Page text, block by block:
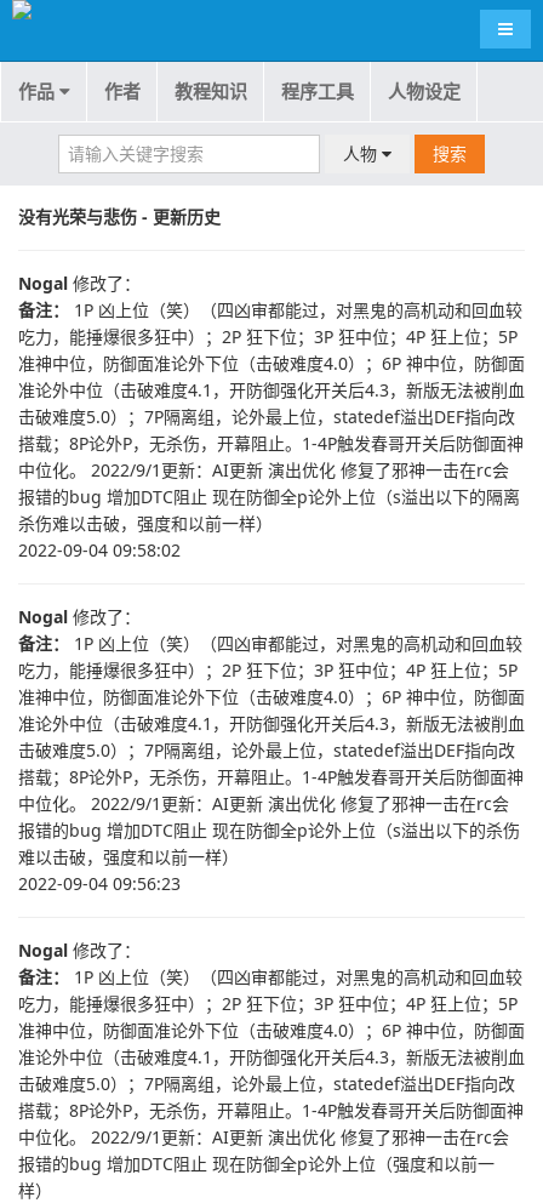
导航
作品 作者 教程知识 程序工具 人物设定
人物 搜索
没有光荣与悲伤 - 更新历史
Nogal 修改了：
备注： 1P 凶上位（笑）（四凶审都能过，对黑鬼的高机动和回血较
吃力，能捶爆很多狂中）；2P 狂下位；3P 狂中位；4P 狂上位；5P
准神中位，防御面准论外下位（击破难度4.0）；6P 神中位，防御面
准论外中位（击破难度4.1，开防御强化开关后4.3，新版无法被削血
击破难度5.0）；7P隔离组，论外最上位，statedef溢出DEF指向改
搭载；8P论外P，无杀伤，开幕阻止。1-4P触发春哥开关后防御面神
中位化。 2022/9/1更新：AI更新 演出优化 修复了邪神一击在rc会
报错的bug 增加DTC阻止 现在防御全p论外上位（s溢出以下的隔离
杀伤难以击破，强度和以前一样）
2022-09-04 09:58:02
Nogal 修改了：
备注： 1P 凶上位（笑）（四凶审都能过，对黑鬼的高机动和回血较
吃力，能捶爆很多狂中）；2P 狂下位；3P 狂中位；4P 狂上位；5P
准神中位，防御面准论外下位（击破难度4.0）；6P 神中位，防御面
准论外中位（击破难度4.1，开防御强化开关后4.3，新版无法被削血
击破难度5.0）；7P隔离组，论外最上位，statedef溢出DEF指向改
搭载；8P论外P，无杀伤，开幕阻止。1-4P触发春哥开关后防御面神
中位化。 2022/9/1更新：AI更新 演出优化 修复了邪神一击在rc会
报错的bug 增加DTC阻止 现在防御全p论外上位（s溢出以下的杀伤
难以击破，强度和以前一样）
2022-09-04 09:56:23
Nogal 修改了：
备注： 1P 凶上位（笑）（四凶审都能过，对黑鬼的高机动和回血较
吃力，能捶爆很多狂中）；2P 狂下位；3P 狂中位；4P 狂上位；5P
准神中位，防御面准论外下位（击破难度4.0）；6P 神中位，防御面
准论外中位（击破难度4.1，开防御强化开关后4.3，新版无法被削血
击破难度5.0）；7P隔离组，论外最上位，statedef溢出DEF指向改
搭载；8P论外P，无杀伤，开幕阻止。1-4P触发春哥开关后防御面神
中位化。 2022/9/1更新：AI更新 演出优化 修复了邪神一击在rc会
报错的bug 增加DTC阻止 现在防御全p论外上位（强度和以前一
样）